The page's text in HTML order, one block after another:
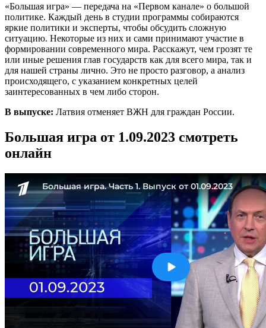
«Большая игра» — передача на «Первом канале» о большой
политике. Каждый день в студии программы собираются
яркие политики и эксперты, чтобы обсудить сложную
ситуацию. Некоторые из них и сами принимают участие в
формировании современного мира. Расскажут, чем грозят те
или иные решения глав государств как для всего мира, так и
для нашей страны лично. Это не просто разговор, а анализ
происходящего, с указанием конкретных целей
заинтересованных в чем либо сторон.
В выпуске: Латвия отменяет ВЖН для граждан России.
Большая игра от 1.09.2023 смотреть
онлайн